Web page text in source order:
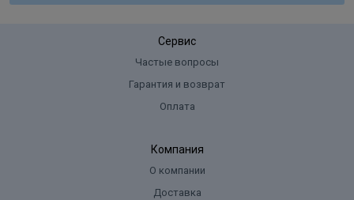
Сервис
Частые вопросы
Гарантия и возврат
Оплата
Компания
О компании
Доставка